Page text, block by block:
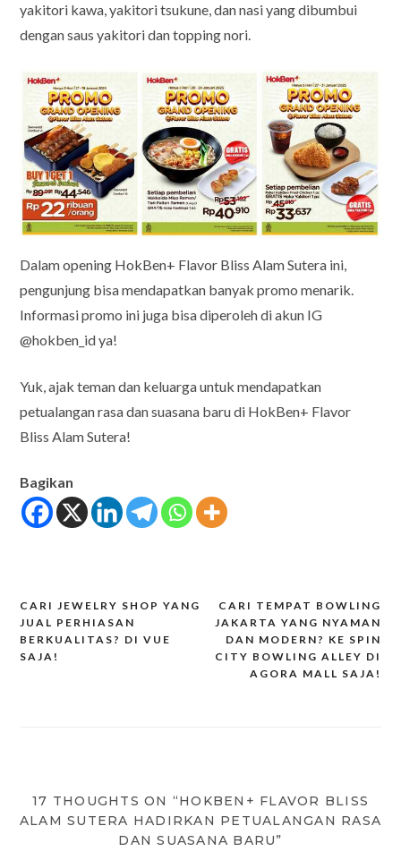
yakitori kawa, yakitori tsukune, dan nasi yang dibumbui
dengan saus yakitori dan topping nori.
Dalam opening HokBen+ Flavor Bliss Alam Sutera ini,
pengunjung bisa mendapatkan banyak promo menarik.
Informasi promo ini juga bisa diperoleh di akun IG
@hokben_id ya!
Yuk, ajak teman dan keluarga untuk mendapatkan
petualangan rasa dan suasana baru di HokBen+ Flavor
Bliss Alam Sutera!
Bagikan
Post
navigation
CARI TEMPAT BOWLING
JAKARTA YANG NYAMAN
DAN MODERN? KE SPIN
CITY BOWLING ALLEY DI
AGORA MALL SAJA!
CARI JEWELRY SHOP YANG
JUAL PERHIASAN
BERKUALITAS? DI VUE
SAJA!
17 THOUGHTS ON “HOKBEN+ FLAVOR BLISS
ALAM SUTERA HADIRKAN PETUALANGAN RASA
DAN SUASANA BARU”